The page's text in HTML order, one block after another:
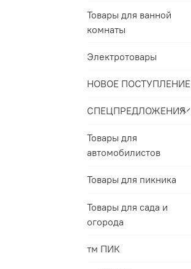
Товары для ванной
комнаты
Электротовары
НОВОЕ ПОСТУПЛЕНИЕ
СПЕЦПРЕДЛОЖЕНИЯ
Товары для
автомобилистов
Товары для пикника
Товары для сада и
огорода
тм ПИК